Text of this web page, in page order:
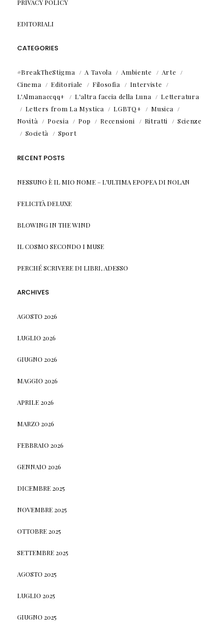
PRIVACY POLICY
EDITORIALI
CATEGORIES
#BreakTheStigma A Tavola Ambiente
Arte
Cinema
Editoriale Filosofia
Interviste
L'Almanaccqq+
L'altra faccia della Luna
Letteratura
Letters from La Mystica
LGBTQ+
Musica
Novità
Poesia Pop Recensioni Ritratti
Scienze
Società
Sport
RECENT POSTS
NESSUNO È IL MIO NOME – L’ULTIMA EPOPEA DI NOLAN
FELICITÀ DELUXE
BLOWING IN THE WIND
IL COSMO SECONDO I MUSE
PERCHÉ SCRIVERE DI LIBRI, ADESSO
ARCHIVES
AGOSTO 2026
LUGLIO 2026
GIUGNO 2026
MAGGIO 2026
APRILE 2026
MARZO 2026
FEBBRAIO 2026
GENNAIO 2026
DICEMBRE 2025
NOVEMBRE 2025
OTTOBRE 2025
SETTEMBRE 2025
AGOSTO 2025
LUGLIO 2025
GIUGNO 2025